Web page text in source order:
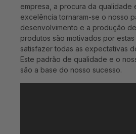
empresa, a procura da qualidade
excelência tornaram-se o nosso
desenvolvimento e a produção
produtos são motivados por
satisfazer todas as expectativas
Este padrão de qualidade e o
são a base do nosso sucesso.